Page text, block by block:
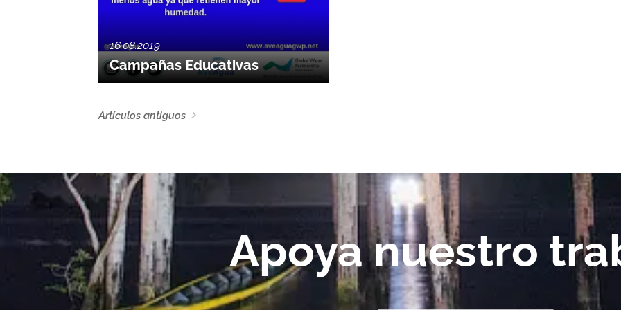
16.08.2019
Campañas Educativas
Artículos antiguos
Apoya nuestro